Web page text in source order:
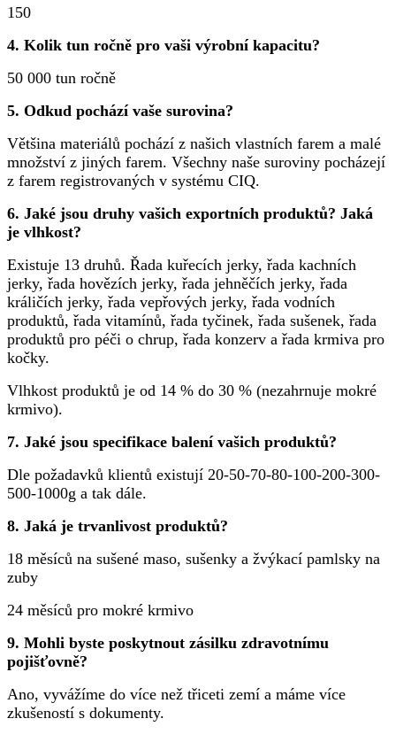
150
4. Kolik tun ročně pro vaši výrobní kapacitu?
50 000 tun ročně
5. Odkud pochází vaše surovina?
Většina materiálů pochází z našich vlastních farem a malé
množství z jiných farem. Všechny naše suroviny pocházejí
z farem registrovaných v systému CIQ.
6. Jaké jsou druhy vašich exportních produktů? Jaká
je vlhkost?
Existuje 13 druhů. Řada kuřecích jerky, řada kachních
jerky, řada hovězích jerky, řada jehněčích jerky, řada
králičích jerky, řada vepřových jerky, řada vodních
produktů, řada vitamínů, řada tyčinek, řada sušenek, řada
produktů pro péči o chrup, řada konzerv a řada krmiva pro
kočky.
Vlhkost produktů je od 14 % do 30 % (nezahrnuje mokré
krmivo).
7. Jaké jsou specifikace balení vašich produktů?
Dle požadavků klientů existují 20-50-70-80-100-200-300-
500-1000g a tak dále.
8. Jaká je trvanlivost produktů?
18 měsíců na sušené maso, sušenky a žvýkací pamlsky na
zuby
24 měsíců pro mokré krmivo
9. Mohli byste poskytnout zásilku zdravotnímu
pojišťovně?
Ano, vyvážíme do více než třiceti zemí a máme více
zkušeností s dokumenty.